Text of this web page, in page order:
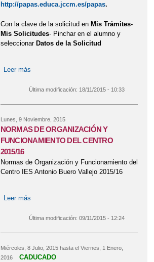
http://papas.educa.jccm.es/papas.
Con la clave de la solicitud en Mis Trámites-
Mis Solicitudes- Pinchar en el alumno y
seleccionar Datos de la Solicitud
Leer más
Última modificación: 18/11/2015 - 10:33
Lunes, 9 Noviembre, 2015
NORMAS DE ORGANIZACIÓN Y
FUNCIONAMIENTO DEL CENTRO
2015/16
Normas de Organización y Funcionamiento del
Centro IES Antonio Buero Vallejo 2015/16
Leer más
2015/16
Última modificación: 09/11/2015 - 12:24
Miércoles, 8 Julio, 2015hasta el Viernes, 1 Enero,
2016
CADUCADO